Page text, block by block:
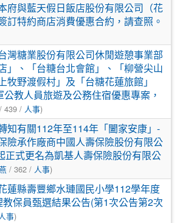
府與藍天假日飯店股份有限公司（花
訂特約商店消費優惠合約，請查照。
灣糖業股份有限公司休閒遊憩事業部
」、「台糖台北會館」、「柳營尖山
牧野渡假村」及「台糖花蓮旅館」
教人員旅遊及公務住宿優惠專案，
/ 439 / 人事)
知有關112年至114年「闔家安康」-
險承作廠商中國人壽保險股份有限公
正式更名為凱基人壽保險股份有限公
/ 362 / 人事)
蓮縣壽豐鄉水璉國民小學112學年度
保員甄選結果公告(第1次公告第2次
事)